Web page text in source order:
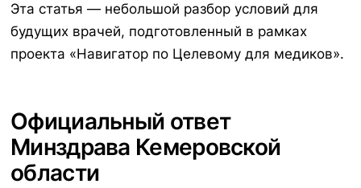
Эта статья — небольшой разбор условий для
будущих врачей, подготовленный в рамках
проекта «Навигатор по Целевому для медиков».
Официальный ответ
Минздрава Кемеровской
области